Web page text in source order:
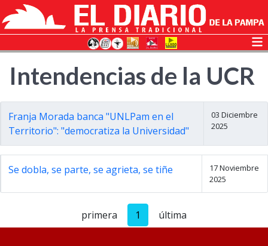
Intendencias de la UCR
Franja Morada banca "UNLPam en el
Territorio": "democratiza la Universidad"
03 Diciembre
2025
Se dobla, se parte, se agrieta, se tiñe
17 Noviembre
2025
primera 1 última